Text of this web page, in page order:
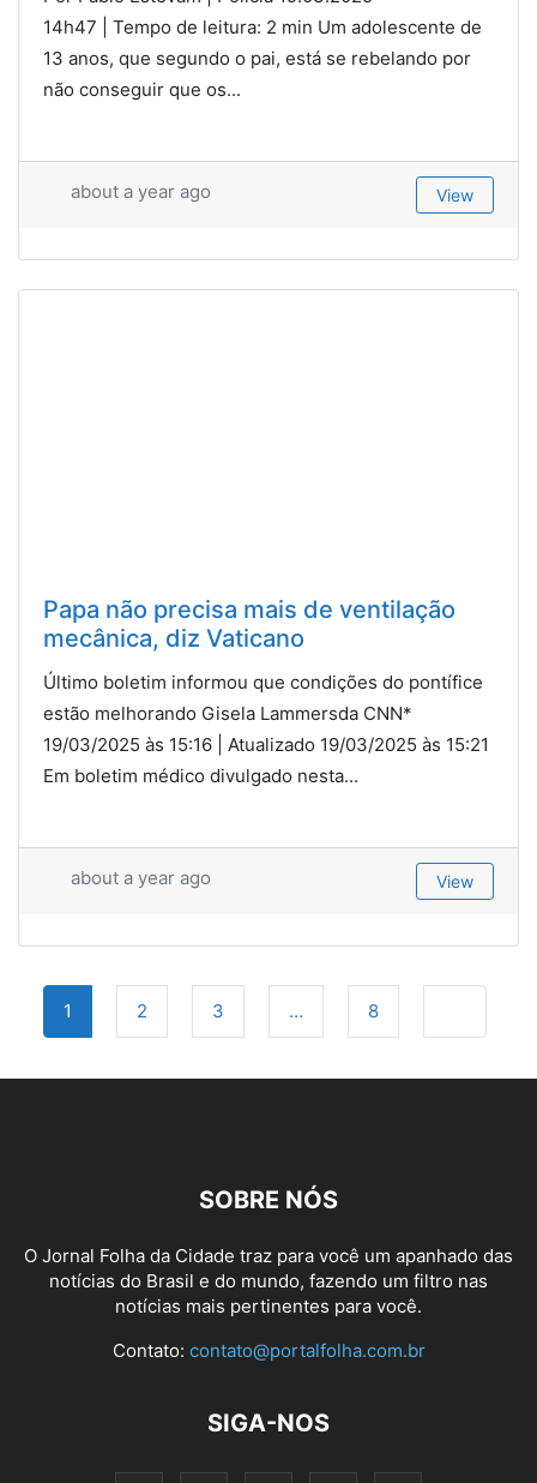
14h47 | Tempo de leitura: 2 min Um adolescente de
13 anos, que segundo o pai, está se rebelando por
não conseguir que os...
about a year ago View
Papa não precisa mais de ventilação
mecânica, diz Vaticano
Último boletim informou que condições do pontífice
estão melhorando Gisela Lammersda CNN*
19/03/2025 às 15:16 | Atualizado 19/03/2025 às 15:21
Em boletim médico divulgado nesta...
about a year ago View
Navegação
por
1 2 3 … 8
SOBRE NÓS
O Jornal Folha da Cidade traz para você um apanhado das
notícias do Brasil e do mundo, fazendo um filtro nas
notícias mais pertinentes para você.
Contato: contato@portalfolha.com.br
SIGA-NOS